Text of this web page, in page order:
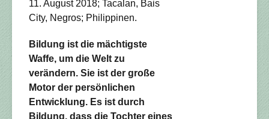
11. August 2018; Tacalan, Bais
City, Negros; Philippinen.
Bildung ist die mächtigste
Waffe, um die Welt zu
verändern. Sie ist der große
Motor der persönlichen
Entwicklung. Es ist durch
Bildung, dass die Tochter eines